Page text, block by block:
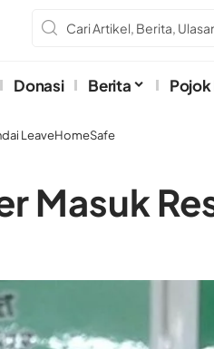
Donasi Berita Pojok
LeaveHomeSafe
Masuk